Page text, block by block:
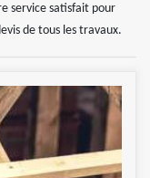
service satisfait pour
de tous les travaux.